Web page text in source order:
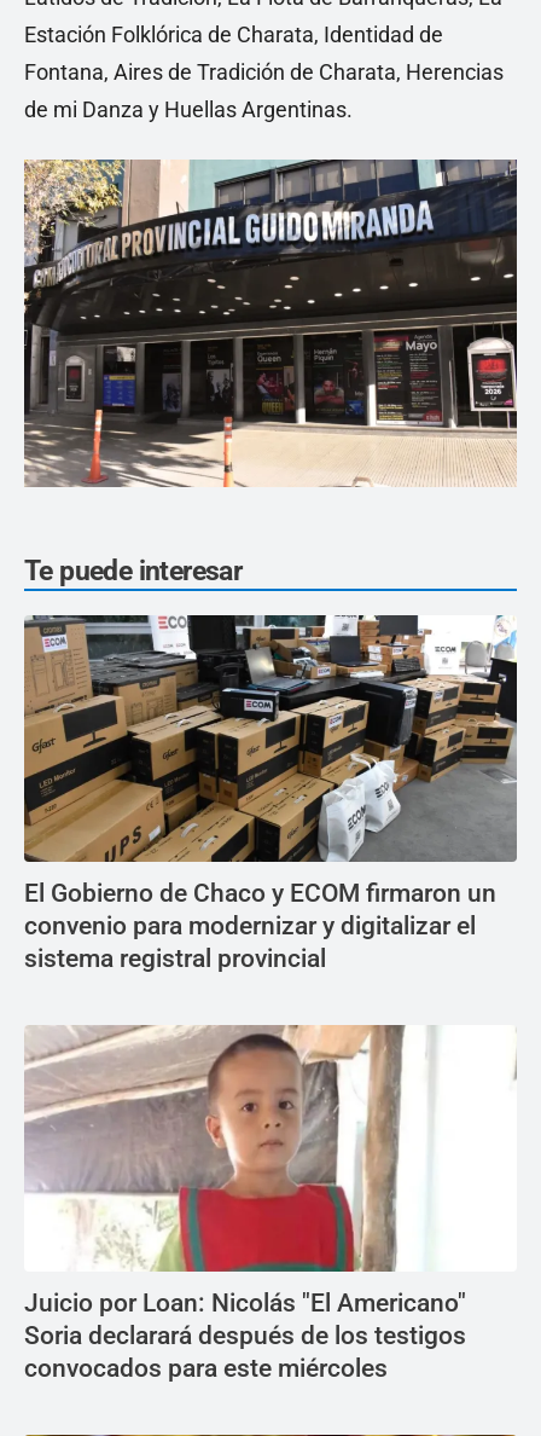
Estación Folklórica de Charata, Identidad de
Fontana, Aires de Tradición de Charata, Herencias
de mi Danza y Huellas Argentinas.
Te puede interesar
El Gobierno de Chaco y ECOM firmaron un
convenio para modernizar y digitalizar el
sistema registral provincial
Juicio por Loan: Nicolás "El Americano"
Soria declarará después de los testigos
convocados para este miércoles